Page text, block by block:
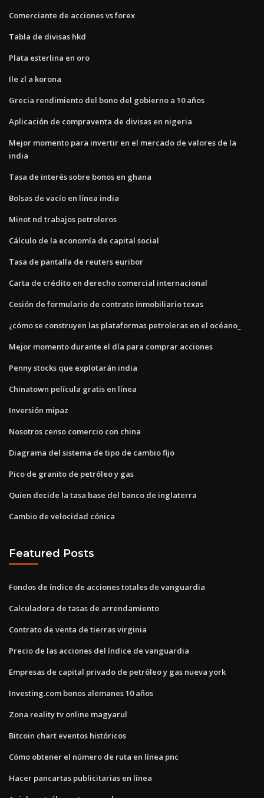
Comerciante de acciones vs forex
Tabla de divisas hkd
Plata esterlina en oro
Ile zl a korona
Grecia rendimiento del bono del gobierno a 10 años
Aplicación de compraventa de divisas en nigeria
Mejor momento para invertir en el mercado de valores de la
india
Tasa de interés sobre bonos en ghana
Bolsas de vacío en línea india
Minot nd trabajos petroleros
Cálculo de la economía de capital social
Tasa de pantalla de reuters euribor
Carta de crédito en derecho comercial internacional
Cesión de formulario de contrato inmobiliario texas
¿cómo se construyen las plataformas petroleras en el océano_
Mejor momento durante el día para comprar acciones
Penny stocks que explotarán india
Chinatown película gratis en línea
Inversión mipaz
Nosotros censo comercio con china
Diagrama del sistema de tipo de cambio fijo
Pico de granito de petróleo y gas
Quien decide la tasa base del banco de inglaterra
Cambio de velocidad cónica
Featured Posts
Fondos de índice de acciones totales de vanguardia
Calculadora de tasas de arrendamiento
Contrato de venta de tierras virginia
Precio de las acciones del índice de vanguardia
Empresas de capital privado de petróleo y gas nueva york
Investing.com bonos alemanes 10 años
Zona reality tv online magyarul
Bitcoin chart eventos históricos
Cómo obtener el número de ruta en línea pnc
Hacer pancartas publicitarias en línea